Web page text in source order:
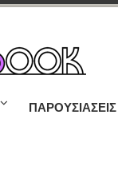
ΠΑΡΟΥΣΙΆΣΕΙΣ